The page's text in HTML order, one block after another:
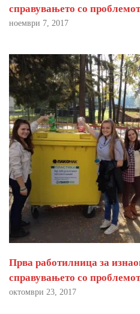
справувањето со
ноември 7, 2017
Прва работилница за
справувањето со
октомври 23, 2017